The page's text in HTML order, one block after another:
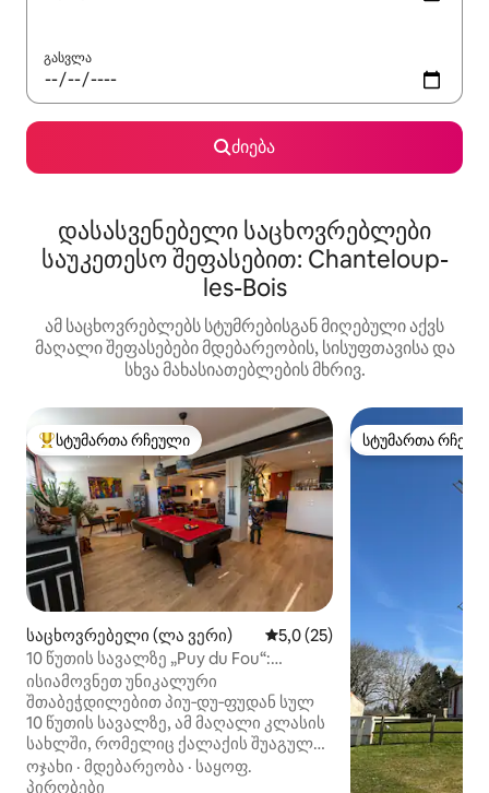
გასვლა
ძიება
დასასვენებელი საცხოვრებლები
საუკეთესო შეფასებით: Chanteloup-
les-Bois
ამ საცხოვრებლებს სტუმრებისგან მიღებული აქვს
მაღალი შეფასებები მდებარეობის, სისუფთავისა და
სხვა მახასიათებლების მხრივ.
სტუმართა რჩეული მოწინავე ვარიანტი
სტუმართა რჩეული
საცხოვრებელი (ლა ვერი) საშუალო შეფასებაა 5‑დან
5,0 (25)
10 წუთის სავალზე „Puy du Fou“:
კინოთეატრი, სპა, ბილიარდი.
ისიამოვნეთ უნიკალური
შთაბეჭდილებით პიუ‑დუ‑ფუდან სულ
10 წუთის სავალზე, ამ მაღალი კლასის
სახლში, რომელიც ქალაქის შუაგულში
მდებარეობს! Ყველა მაღაზია ფეხით
სავალ მანძილზეა. დიდი მისაღები
ოჯახი · მდებარეობა · საყოფ.
პირობები
სტუმართა
სტუმართა